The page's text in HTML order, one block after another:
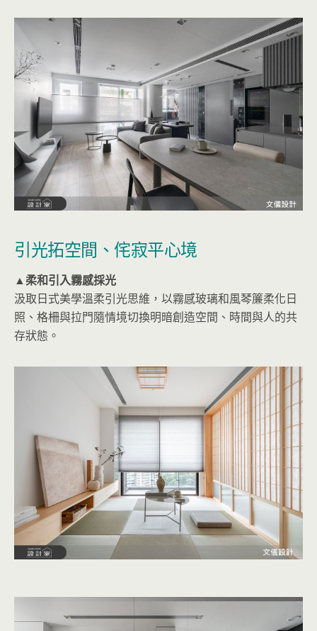
引光拓空間、侘寂平心境
▲柔和引入霧感採光
汲取日式美學溫柔引光思維，以霧感玻璃和風琴簾柔化日
照、格柵與拉門隨情境切換明暗創造空間、時間與人的共
存狀態。